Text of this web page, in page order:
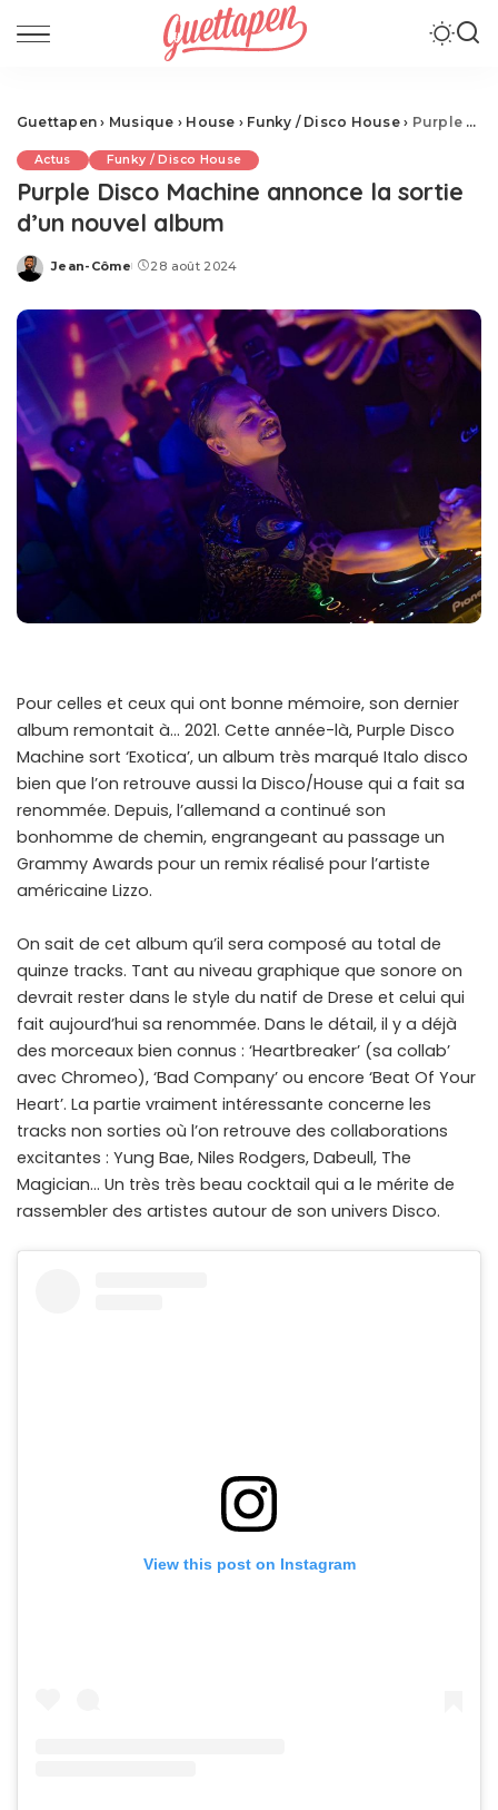
Guettapen › Musique › House › Funky / Disco House› Purple Disco Machine annonce la sortie d’un nouvel album
Actus Funky / Disco House
Purple Disco Machine annonce la sortie
d’un nouvel album
Posted
Jean-Côme 28 août 2024
Pour celles et ceux qui ont bonne mémoire, son dernier
album remontait à… 2021. Cette année-là, Purple Disco
Machine sort ‘Exotica’, un album très marqué Italo disco
bien que l’on retrouve aussi la Disco/House qui a fait sa
renommée. Depuis, l’allemand a continué son
bonhomme de chemin, engrangeant au passage un
Grammy Awards pour un remix réalisé pour l’artiste
américaine Lizzo.
On sait de cet album qu’il sera composé au total de
quinze tracks. Tant au niveau graphique que sonore on
devrait rester dans le style du natif de Drese et celui qui
fait aujourd’hui sa renommée. Dans le détail, il y a déjà
des morceaux bien connus : ‘Heartbreaker’ (sa collab’
avec Chromeo), ‘Bad Company’ ou encore ‘Beat Of Your
Heart’. La partie vraiment intéressante concerne les
tracks non sorties où l’on retrouve des collaborations
excitantes : Yung Bae, Niles Rodgers, Dabeull, The
Magician… Un très très beau cocktail qui a le mérite de
rassembler des artistes autour de son univers Disco.
View this post on Instagram